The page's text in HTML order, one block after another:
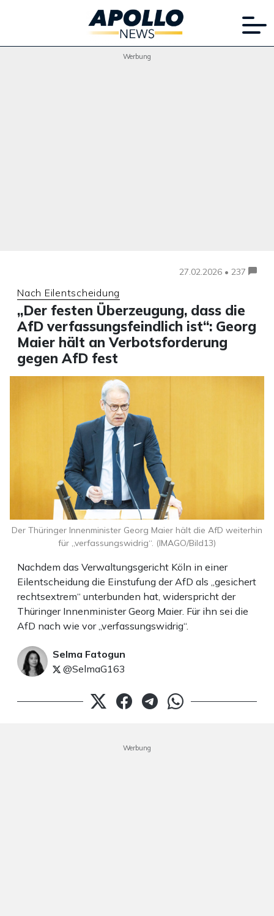
Werbung
27.02.2026 • 237
Nach Eilentscheidung
„Der festen Überzeugung, dass die
AfD verfassungsfeindlich ist“: Georg
Maier hält an Verbotsforderung
gegen AfD fest
Nachdem das Verwaltungsgericht Köln in einer
Eilentscheidung die Einstufung der AfD als „gesichert
rechtsextrem“ unterbunden hat, widerspricht der
Thüringer Innenminister Georg Maier. Für ihn sei die
AfD nach wie vor „verfassungswidrig“.
Selma Fatogun
@SelmaG163
Der Thüringer Innenminister Georg Maier hält die AfD weiterhin
für „verfassungswidrig“. (IMAGO/Bild13)
Werbung